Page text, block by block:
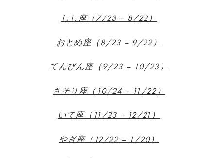
しし座（7/23 – 8/22）
おとめ座（8/23 – 9/22）
てんびん座（9/23 – 10/23）
さそり座（10/24 – 11/22）
いて座（11/23 – 12/21）
やぎ座（12/22 – 1/20）